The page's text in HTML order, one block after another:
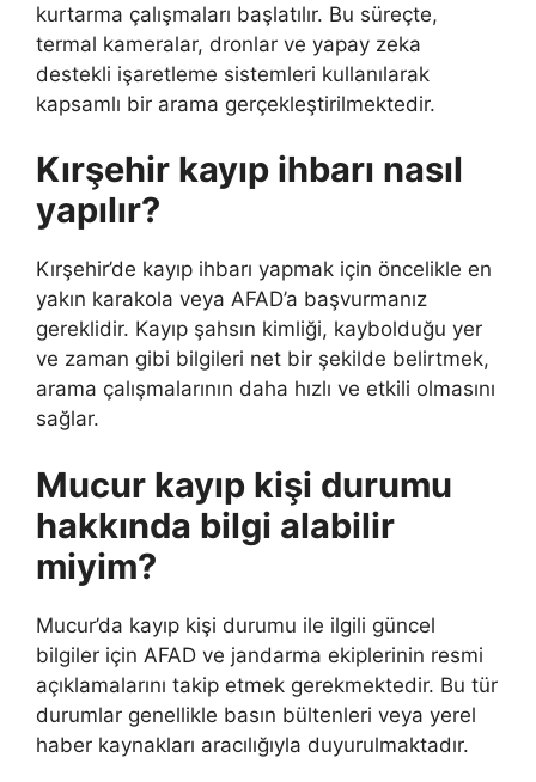
kurtarma çalışmaları başlatılır. Bu süreçte,
termal kameralar, dronlar ve yapay zeka
destekli işaretleme sistemleri kullanılarak
kapsamlı bir arama gerçekleştirilmektedir.
Kırşehir kayıp ihbarı nasıl
yapılır?
Kırşehir’de kayıp ihbarı yapmak için öncelikle en
yakın karakola veya AFAD’a başvurmanız
gereklidir. Kayıp şahsın kimliği, kaybolduğu yer
ve zaman gibi bilgileri net bir şekilde belirtmek,
arama çalışmalarının daha hızlı ve etkili olmasını
sağlar.
Mucur kayıp kişi durumu
hakkında bilgi alabilir
miyim?
Mucur’da kayıp kişi durumu ile ilgili güncel
bilgiler için AFAD ve jandarma ekiplerinin resmi
açıklamalarını takip etmek gerekmektedir. Bu tür
durumlar genellikle basın bültenleri veya yerel
haber kaynakları aracılığıyla duyurulmaktadır.